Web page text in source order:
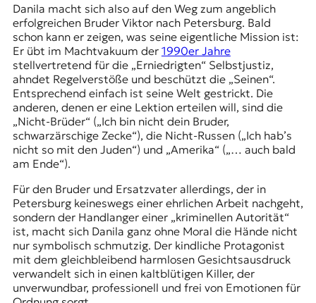
Danila macht sich also auf den Weg zum angeblich
erfolgreichen Bruder Viktor nach Petersburg. Bald
schon kann er zeigen, was seine eigentliche Mission ist:
Er übt im Machtvakuum der 1990er Jahre
stellvertretend für die „Erniedrigten“ Selbstjustiz,
ahndet Regelverstöße und beschützt die „Seinen“.
Entsprechend einfach ist seine Welt gestrickt. Die
anderen, denen er eine Lektion erteilen will, sind die
„Nicht-Brüder“ („Ich bin nicht dein Bruder,
schwarzärschige Zecke“), die Nicht-Russen („Ich hab’s
nicht so mit den Juden“) und „Amerika“ („… auch bald
am Ende“).
Für den Bruder und Ersatzvater allerdings, der in
Petersburg keineswegs einer ehrlichen Arbeit nachgeht,
sondern der Handlanger einer „kriminellen Autorität“
ist, macht sich Danila ganz ohne Moral die Hände nicht
nur symbolisch schmutzig. Der kindliche Protagonist
mit dem gleichbleibend harmlosen Gesichtsausdruck
verwandelt sich in einen kaltblütigen Killer, der
unverwundbar, professionell und frei von Emotionen für